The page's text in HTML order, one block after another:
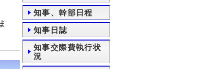
知事、幹部日程
知事日誌
知事交際費執行状
況